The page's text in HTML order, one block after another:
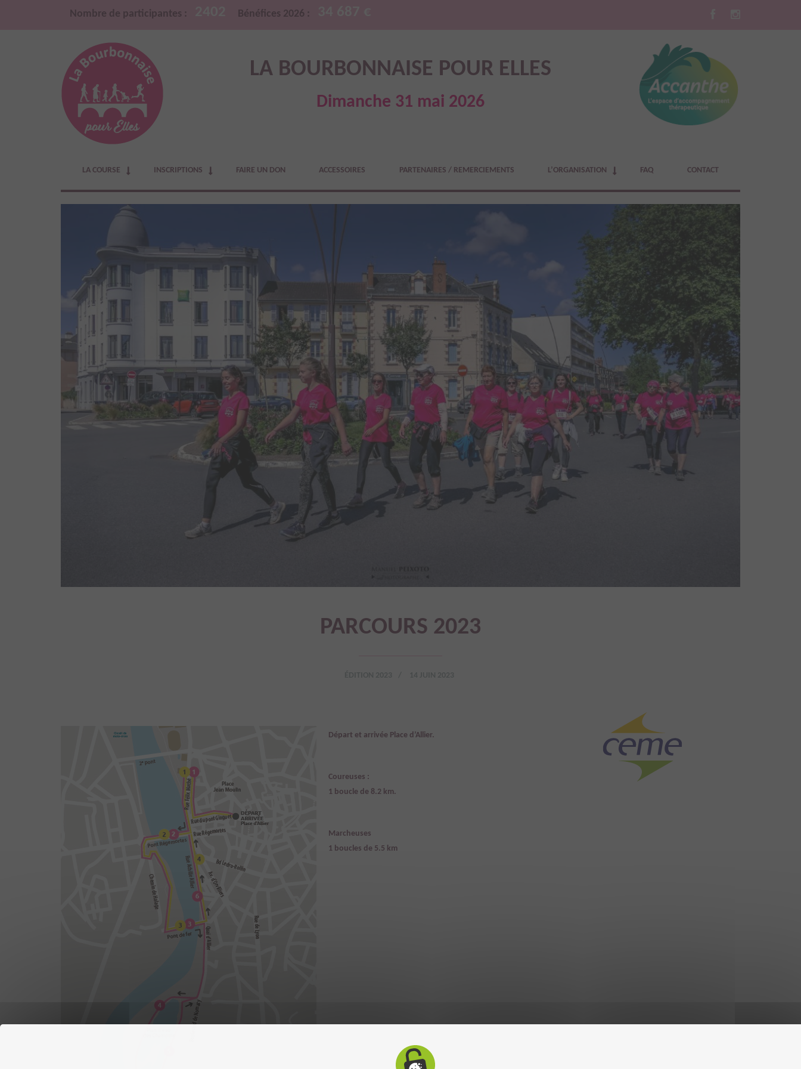
Nombre de participantes : Bénéfices 2026 :
LA BOURBONNAISE POUR ELLES
Dimanche 31 mai 2026
LA COURSE INSCRIPTIONS FAIRE UN DON ACCESSOIRES PARTENAIRES / REMERCIEMENTS L’ORGANISATION FAQ CONTACT
PARCOURS 2023
Départ et arrivée Place d’Allier.
Coureuses :
1 boucle de 8.2 km.
Marcheuses
1 boucles de 5.5 km